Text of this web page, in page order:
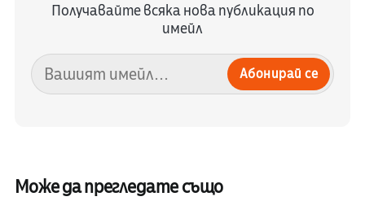
Получавайте всяка нова публикация по
имейл
Абонирай се
Може да прегледате също